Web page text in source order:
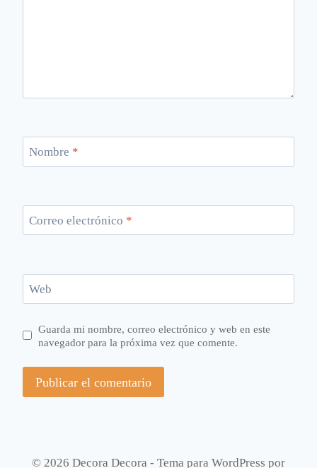
Nombre *
Correo electrónico *
Web
Guarda mi nombre, correo electrónico y web en este
navegador para la próxima vez que comente.
© 2026 Decora Decora - Tema para WordPress por